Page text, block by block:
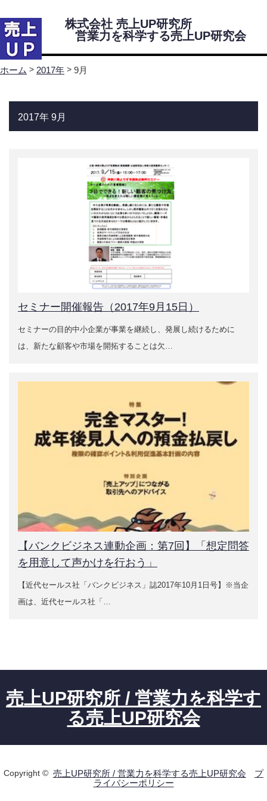
株式会社 売上UP研究所
営業力を科学する売上UP研究会
ホーム > 2017年 > 9月
2017年 9月
セミナー開催報告（2017年9月15日）
セミナーの目的中小企業が事業を継続し、発展し続けるために
は、新たな顧客や市場を開拓することは欠…
【バンクビジネス連動企画：第7回】「想定問答
を用意して声かけを行おう」
【近代セールス社「バンクビジネス」誌2017年10月1日号】※当企
画は、近代セールス社「…
売上UP研究所 / 営業力を科学す
る売上UP研究会
Copyright © 売上UP研究所 / 営業力を科学する売上UP研究会
プ
ライバシーポリシー
Menu
株式会社 売上UP研究所 会社案内
営業力を科学する売上UP研究会紹介
研究会所属コンサルタント
営業力診断アンケートによる営業力の見える化
新着情報
売上UPと新規顧客開拓を実現した営業力強化コンサル
営業力診断アンケートによる営業力強化事例
デジタルマーケティングによる販促・営業事例
お役立ち情報
お役立ち情報ダウンロードコーナー
営業力強化支援の進め方